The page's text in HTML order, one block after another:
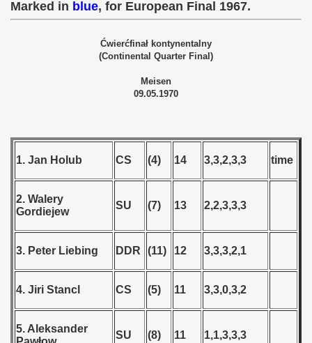
Marked in blue, for European Final 1967.
Ćwierćfinał kontynentalny
(Continental Quarter Final)
Meisen
09.05.1970
1. Jan Holub CS (4) 14 3,3,2,3,3 time
2. Walery
Gordiejew
SU (7) 13 2,2,3,3,3
3. Peter Liebing DDR (11) 12 3,3,3,2,1
4. Jiri Stancl CS (5) 11 3,3,0,3,2
5. Aleksander
SU (8) 11 1,1,3,3,3
1984
- 1989